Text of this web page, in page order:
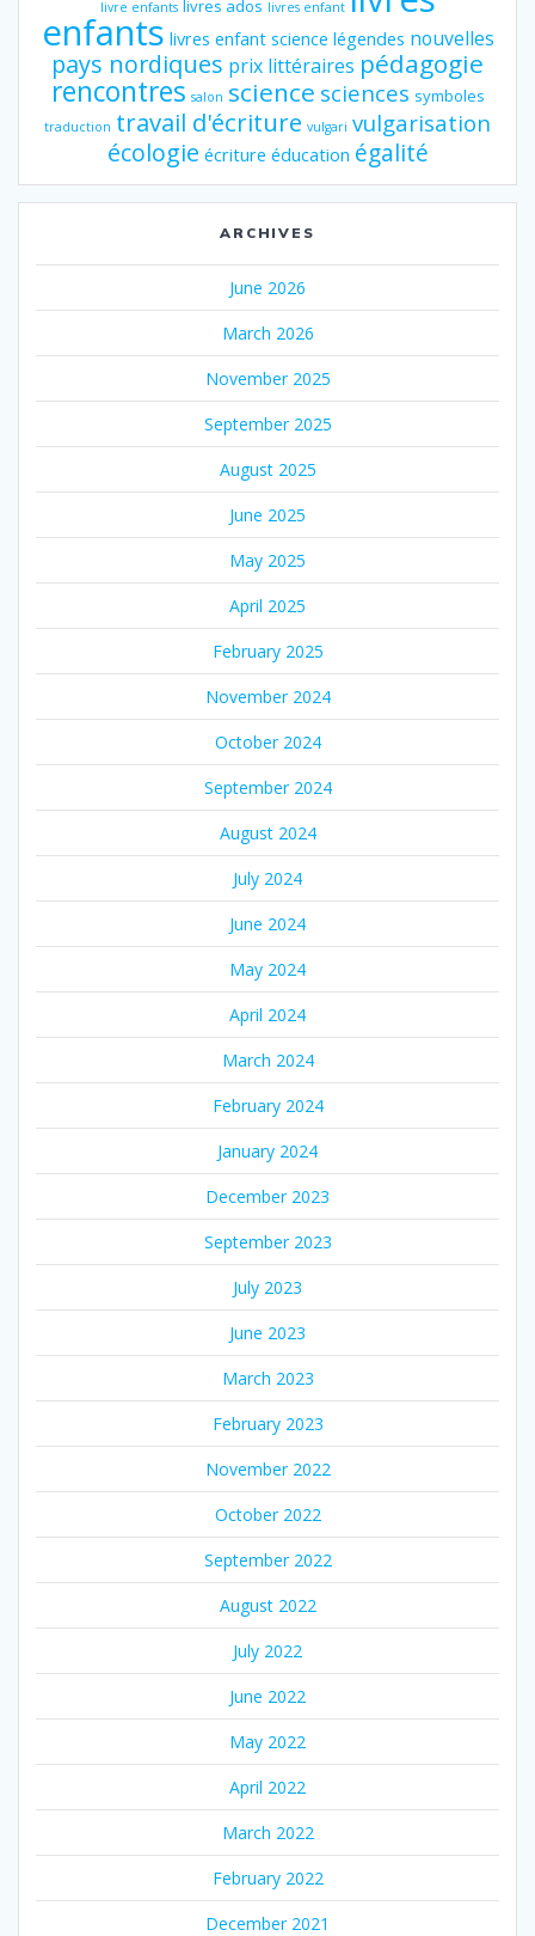
livre enfants livres ados livres enfant
enfants livres enfant science légendes nouvelles
pays nordiques prix littéraires pédagogie
rencontres salon science sciences symboles
traduction travail d'écriture vulgari vulgarisation
écologie écriture éducation égalité
ARCHIVES
June 2026
March 2026
November 2025
September 2025
August 2025
June 2025
May 2025
April 2025
February 2025
November 2024
October 2024
September 2024
August 2024
July 2024
June 2024
May 2024
April 2024
March 2024
February 2024
January 2024
December 2023
September 2023
July 2023
June 2023
March 2023
February 2023
November 2022
October 2022
September 2022
August 2022
July 2022
June 2022
May 2022
April 2022
March 2022
February 2022
December 2021